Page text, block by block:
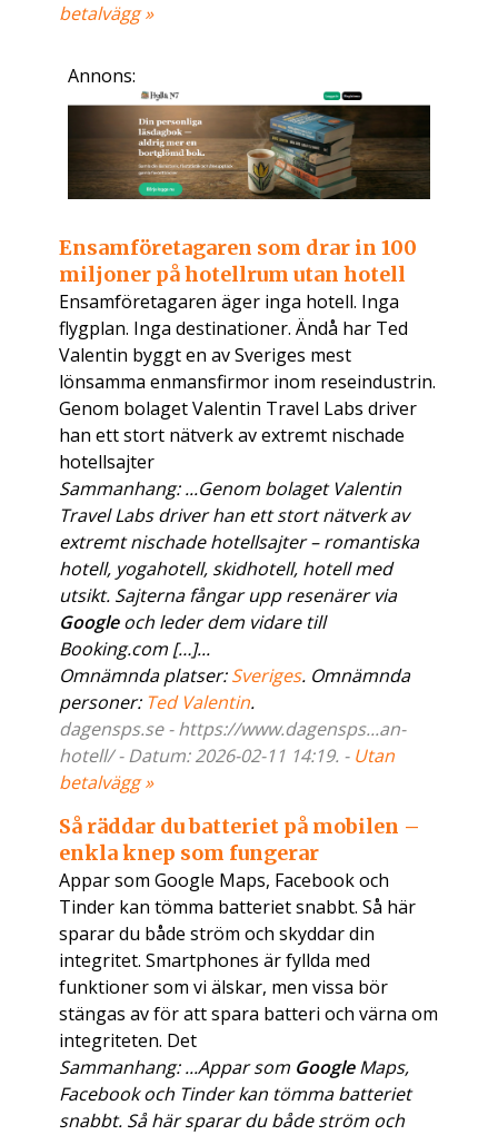
betalvägg »
Annons:
Ensamföretagaren som drar in 100
miljoner på hotellrum utan hotell
Ensamföretagaren äger inga hotell. Inga
flygplan. Inga destinationer. Ändå har Ted
Valentin byggt en av Sveriges mest
lönsamma enmansfirmor inom reseindustrin.
Genom bolaget Valentin Travel Labs driver
han ett stort nätverk av extremt nischade
hotellsajter
Sammanhang: ...Genom bolaget Valentin
Travel Labs driver han ett stort nätverk av
extremt nischade hotellsajter – romantiska
hotell, yogahotell, skidhotell, hotell med
utsikt. Sajterna fångar upp resenärer via
Googleoch leder dem vidare till
Booking.com […]...
Omnämnda platser:Sveriges. Omnämnda
personer: Ted Valentin.
dagensps.se - https://www.dagensps...an-
hotell/ - Datum: 2026-02-11 14:19. - Utan
betalvägg »
Så räddar du batteriet på mobilen –
enkla knep som fungerar
Appar som Google Maps, Facebook och
Tinder kan tömma batteriet snabbt. Så här
sparar du både ström och skyddar din
integritet. Smartphones är fyllda med
funktioner som vi älskar, men vissa bör
stängas av för att spara batteri och värna om
integriteten. Det
Sammanhang: ...Appar som GoogleMaps,
Facebook och Tinder kan tömma batteriet
snabbt. Så här sparar du både ström och